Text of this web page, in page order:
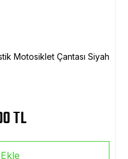
Motosiklet Çantası Siyah
TL